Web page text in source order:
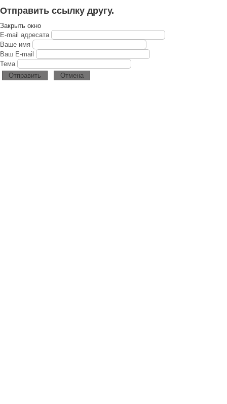
Отправить ссылку другу.
Закрыть окно
E-mail адресата
Ваше имя
Ваш E-mail
Тема
Отправить
Отмена